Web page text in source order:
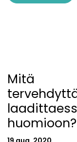
Mitä
huomioon?